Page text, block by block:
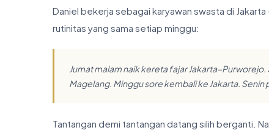
Daniel bekerja sebagai karyawan swasta di
rutinitas yang sama setiap minggu:
Jumat malam naik kereta fajar
Magelang. Minggu sore kembali ke Jakarta. Senin
Tantangan demi tantangan datang silih berganti.